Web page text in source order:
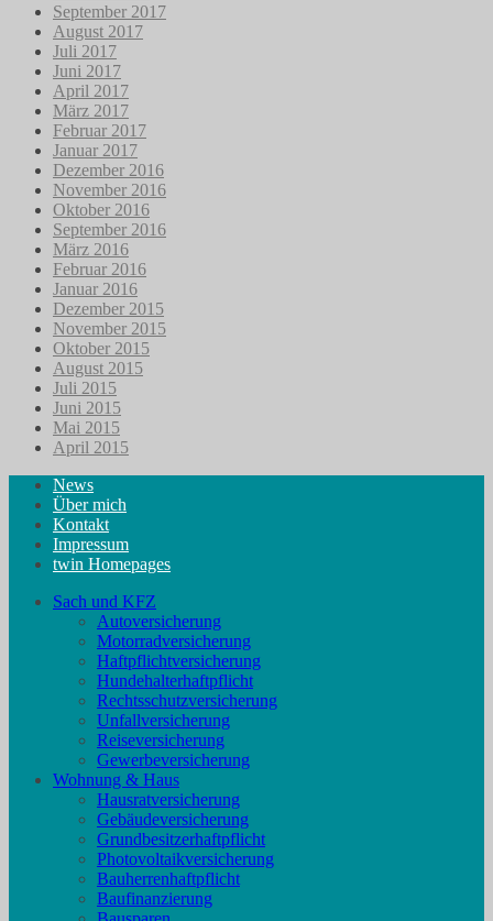
September 2017
August 2017
Juli 2017
Juni 2017
April 2017
März 2017
Februar 2017
Januar 2017
Dezember 2016
November 2016
Oktober 2016
September 2016
März 2016
Februar 2016
Januar 2016
Dezember 2015
November 2015
Oktober 2015
August 2015
Juli 2015
Juni 2015
Mai 2015
April 2015
News
Über mich
Kontakt
Impressum
twin Homepages
Sach und KFZ
Autoversicherung
Motorradversicherung
Haftpflichtversicherung
Hundehalterhaftpflicht
Rechtsschutzversicherung
Unfallversicherung
Reiseversicherung
Gewerbeversicherung
Wohnung & Haus
Hausratversicherung
Gebäudeversicherung
Grundbesitzerhaftpflicht
Photovoltaikversicherung
Bauherrenhaftpflicht
Baufinanzierung